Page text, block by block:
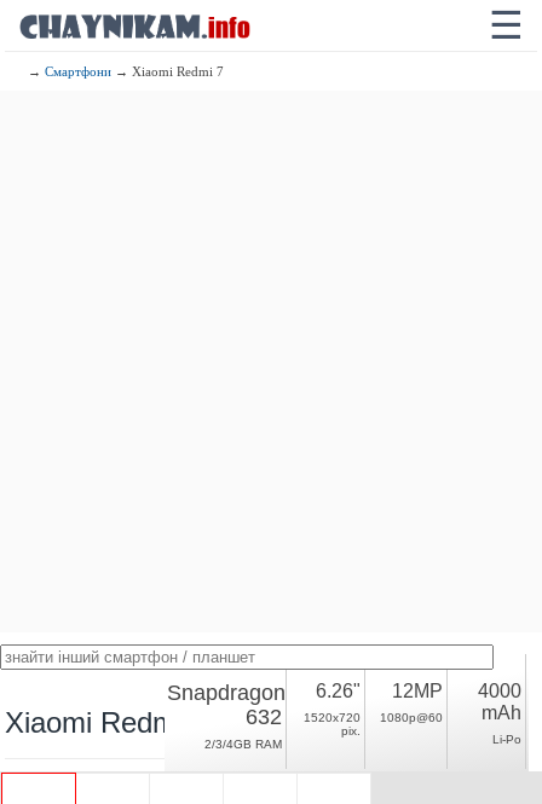
☰
→Смартфони → Xiaomi Redmi 7
Xiaomi Redmi 7
Snapdragon
632
2/3/4GB RAM
6.26"
1520x720
pix.
12MP
1080p@60
4000
mAh
Li-Po